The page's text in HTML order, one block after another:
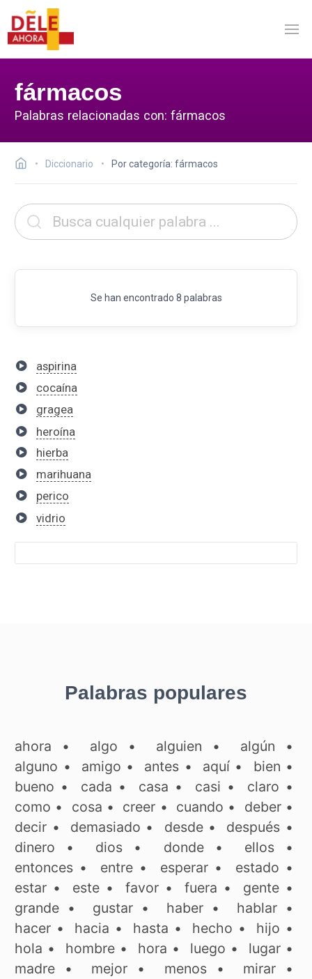
fármacos
Palabras relacionadas con: fármacos
Diccionario Por categoría: fármacos
Se han encontrado 8 palabras
aspirina
cocaína
gragea
heroína
hierba
marihuana
perico
vidrio
Palabras populares
ahora • algo • alguien • algún •
alguno • amigo • antes • aquí• bien •
bueno • cada • casa • casi • claro •
como • cosa • creer • cuando • deber•
decir • demasiado • desde• después •
dinero • dios • donde• ellos •
entonces • entre• esperar• estado •
estar • este •favor •fuera • gente •
grande • gustar• haber• hablar•
hacer • hacia • hasta • hecho • hijo •
hola • hombre• hora • luego • lugar•
madre • mejor • menos• mirar •